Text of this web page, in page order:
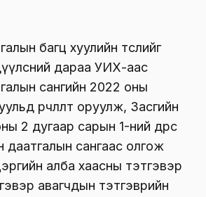
багц хуулийн төслийг
дараа УИХ-аас
сангийн 2022 оны
өөрчлөлт оруулж, Засгийн
2 дугаар сарын 1-ний өдрөөс
даатгалын сангаас олгож
алба хаасны тэтгэвэр
авагчдын тэтгэврийн